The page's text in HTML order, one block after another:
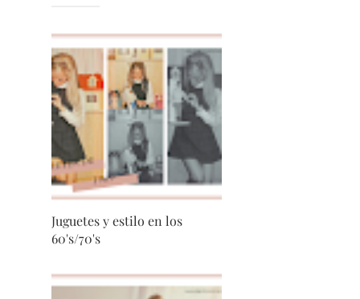
Juguetes y estilo en los
60's/70's